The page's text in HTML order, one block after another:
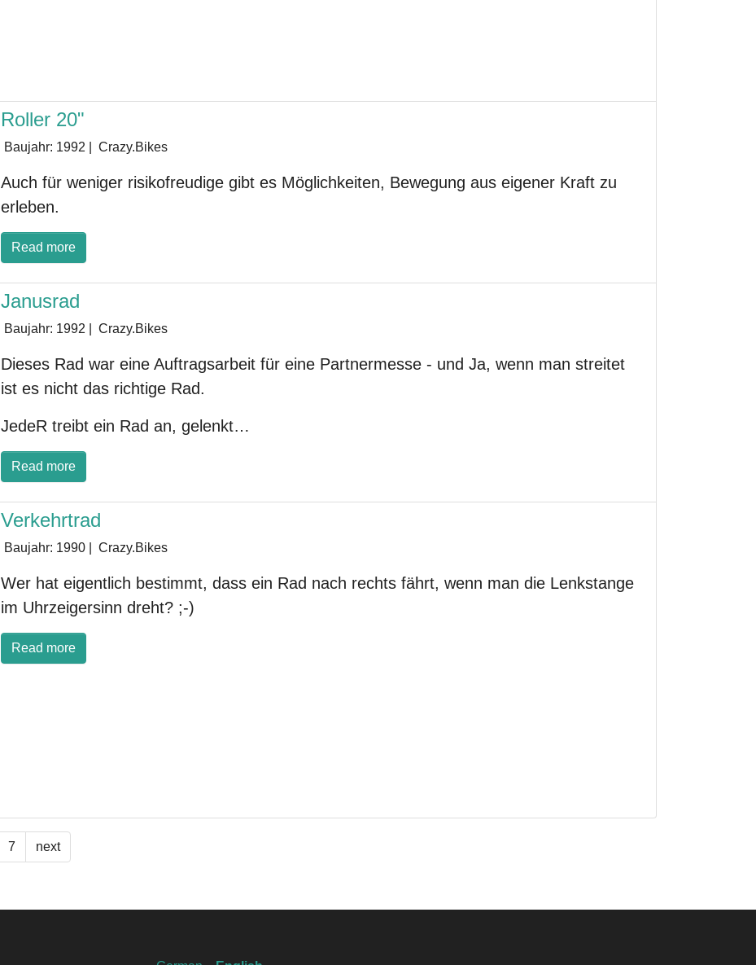
Roller 20"
Baujahr: 1992 Crazy.Bikes
Auch für weniger risikofreudige gibt es Möglichkeiten, Bewegung aus eigener Kraft zu
erleben.
Read more
Janusrad
Baujahr: 1992 Crazy.Bikes
Dieses Rad war eine Auftragsarbeit für eine Partnermesse - und Ja, wenn man streitet
ist es nicht das richtige Rad.
JedeR treibt ein Rad an, gelenkt…
Read more
Verkehrtrad
Baujahr: 1990 Crazy.Bikes
Wer hat eigentlich bestimmt, dass ein Rad nach rechts fährt, wenn man die Lenkstange
im Uhrzeigersinn dreht? ;-)
Read more
7 next